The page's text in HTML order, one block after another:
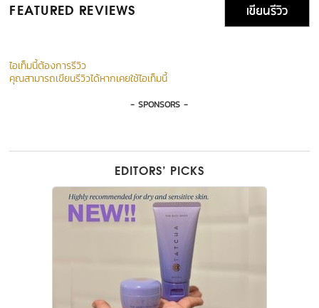
FEATURED REVIEWS เขียนรีวิว
ไอเท็มนี้ต้องการรีวิว
คุณสามารถเขียนรีวิวได้หากเคยใช้ไอเท็มนี้
- SPONSORS -
EDITORS’ PICKS